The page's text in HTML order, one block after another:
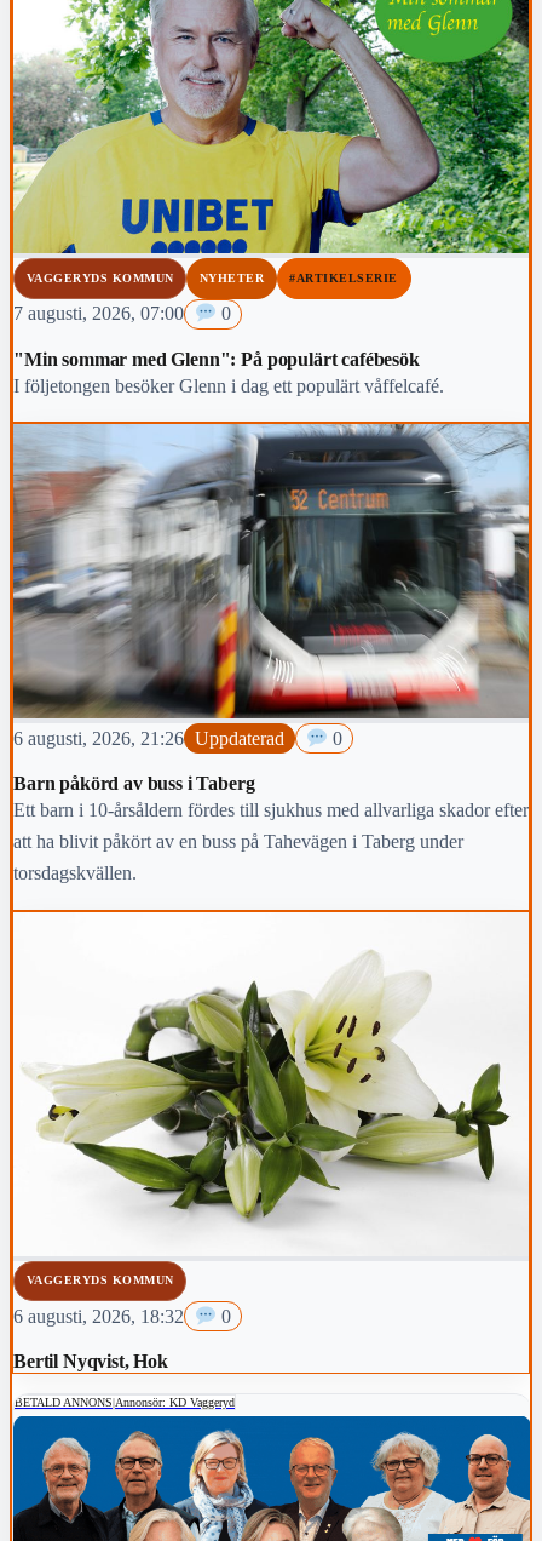
VAGGERYDS KOMMUN NYHETER #ARTIKELSERIE
7 augusti, 2026, 07:00 0
"Min sommar med Glenn": På populärt cafébesök
I följetongen besöker Glenn i dag ett populärt våffelcafé.
6 augusti, 2026, 21:26 Uppdaterad 0
Barn påkörd av buss i Taberg
Ett barn i 10-årsåldern fördes till sjukhus med allvarliga skador efter
att ha blivit påkört av en buss på Tahevägen i Taberg under
torsdagskvällen.
VAGGERYDS KOMMUN
6 augusti, 2026, 18:32 0
Bertil Nyqvist, Hok
BETALD ANNONS Annonsör: KD Vaggeryd